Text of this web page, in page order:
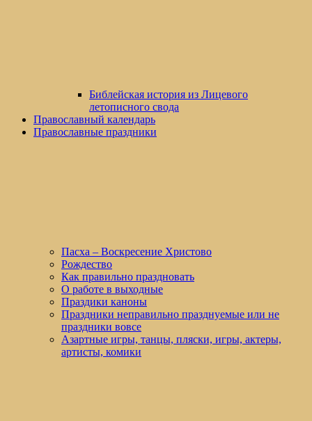
Библейская история из Лицевого
летописного свода
Православный календарь
Православные праздники
Пасха – Воскресение Христово
Рождество
Как правильно праздновать
О работе в выходные
Праздики каноны
Праздники неправильно празднуемые или не
праздники вовсе
Азартные игры, танцы, пляски, игры, актеры,
артисты, комики